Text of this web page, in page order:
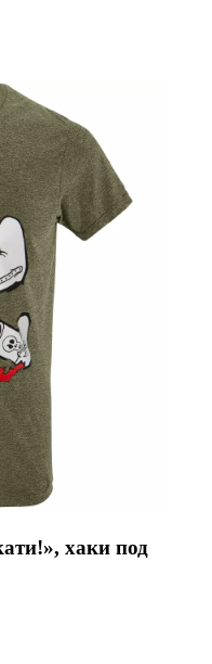
хаки под